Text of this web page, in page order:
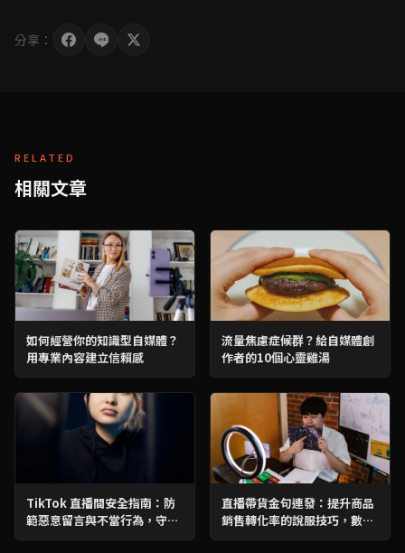
分享：
RELATED
相關文章
如何經營你的知識型自媒體？
用專業內容建立信賴感
流量焦慮症候群？給自媒體創
作者的10個心靈雞湯
TikTok 直播間安全指南：防
範惡意留言與不當行為，守護
你的直播間
直播帶貨金句連發：提升商品
銷售轉化率的說服技巧，數據
分析助力業績爆發